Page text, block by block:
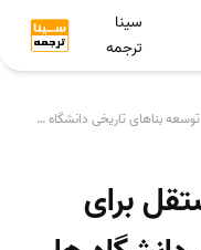
سینا
ترجمه
امکان ایجاد ردیف مستقل برای توسعه بناهای تاریخی دانشگاه ها بررسی گردید
برای